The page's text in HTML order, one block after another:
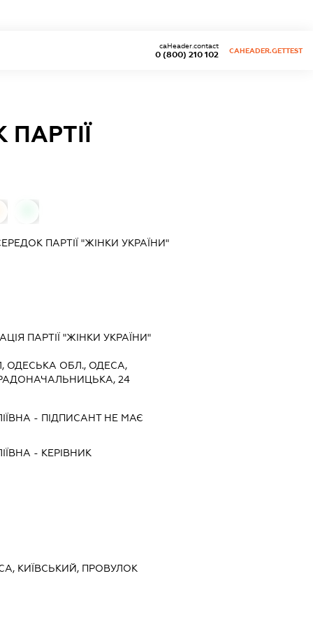
0 (800) 210 102
caHeader.contact
CAHEADER.GETTEST
ПАРТІЇ "ЖІНКИ УКРАЇНИ"
ПАРТІЇ "ЖІНКИ УКРАЇНИ"
ОДЕСЬКА ОБЛ., ОДЕСА,
24
- ПІДПИСАНТНЕ МАЄ
- КЕРІВНИК
КИЇВСЬКИЙ, ПРОВУЛОК